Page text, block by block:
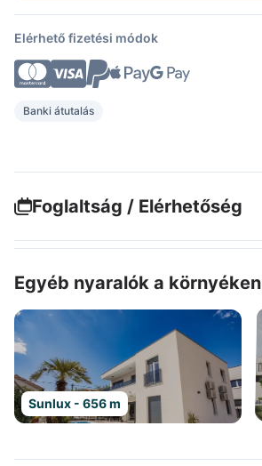
Elérhető fizetési módok
Banki átutalás
Foglaltság / Elérhetőség
Egyéb nyaralók a környéken
Sunlux - 656 m